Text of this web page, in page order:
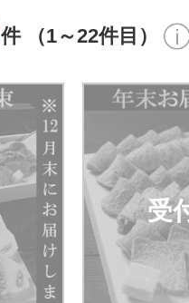
件 （1～22件目）
受